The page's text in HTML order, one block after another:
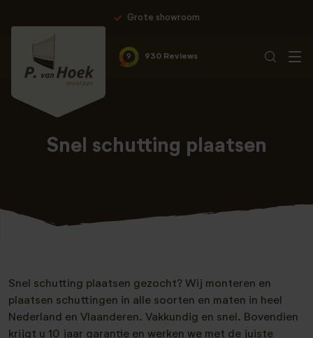
Grote showroom
9 930 Reviews
Snel schutting plaatsen
Snel schutting plaatsen gezocht? Wij monteren en
plaatsen schuttingen in alle soorten en maten in heel
Nederland en Vlaanderen. Vakkundig en snel. Bovendien
krijgt u 10 jaar garantie en werken we met de juiste